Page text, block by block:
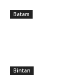
Batam
Bintan